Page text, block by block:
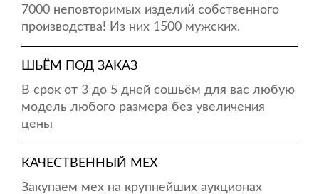
7000 неповторимых изделий собственного
производства! Из них 1500 мужских.
ШЬЁМ ПОД ЗАКАЗ
В срок от 3 до 5 дней сошьём для вас любую
модель любого размера без увеличения
цены
КАЧЕСТВЕННЫЙ МЕХ
Закупаем мех на крупнейших аукционах